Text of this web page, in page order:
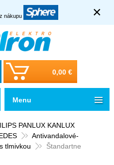
nákupu ×
0,00 €
PANLUX KANLUX
Antivandalové-
tlmivkou
Štandartne
Menu